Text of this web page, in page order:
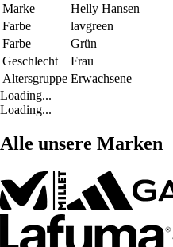
Marke
Helly Hansen
Farbe
lavgreen
Farbe
Grün
Geschlecht
Frau
Altersgruppe Erwachsene
Loading...
Loading...
Alle unsere Marken